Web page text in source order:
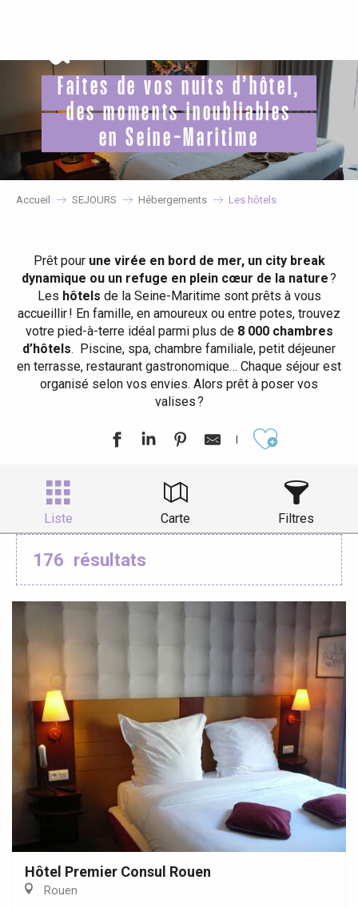
Faites de vos nuits d’hôtel,
des moments inoubliables
en Seine-Maritime
Accueil SEJOURS Hébergements Les hôtels
Prêt pour une virée en bord de mer, un city break
dynamique ou un refuge en plein cœur de la nature?
Les hôtels de la Seine-Maritime sont prêts à vous
accueillir ! En famille, en amoureux ou entre potes, trouvez
votre pied-à-terre idéal parmi plus de 8 000 chambres
d’hôtels. Piscine, spa, chambre familiale, petit déjeuner
en terrasse, restaurant gastronomique… Chaque séjour est
organisé selon vos envies. Alors prêt à poser vos
valises ?
Liste Carte Filtres
176 résultats
Hôtel Premier Consul Rouen
Rouen